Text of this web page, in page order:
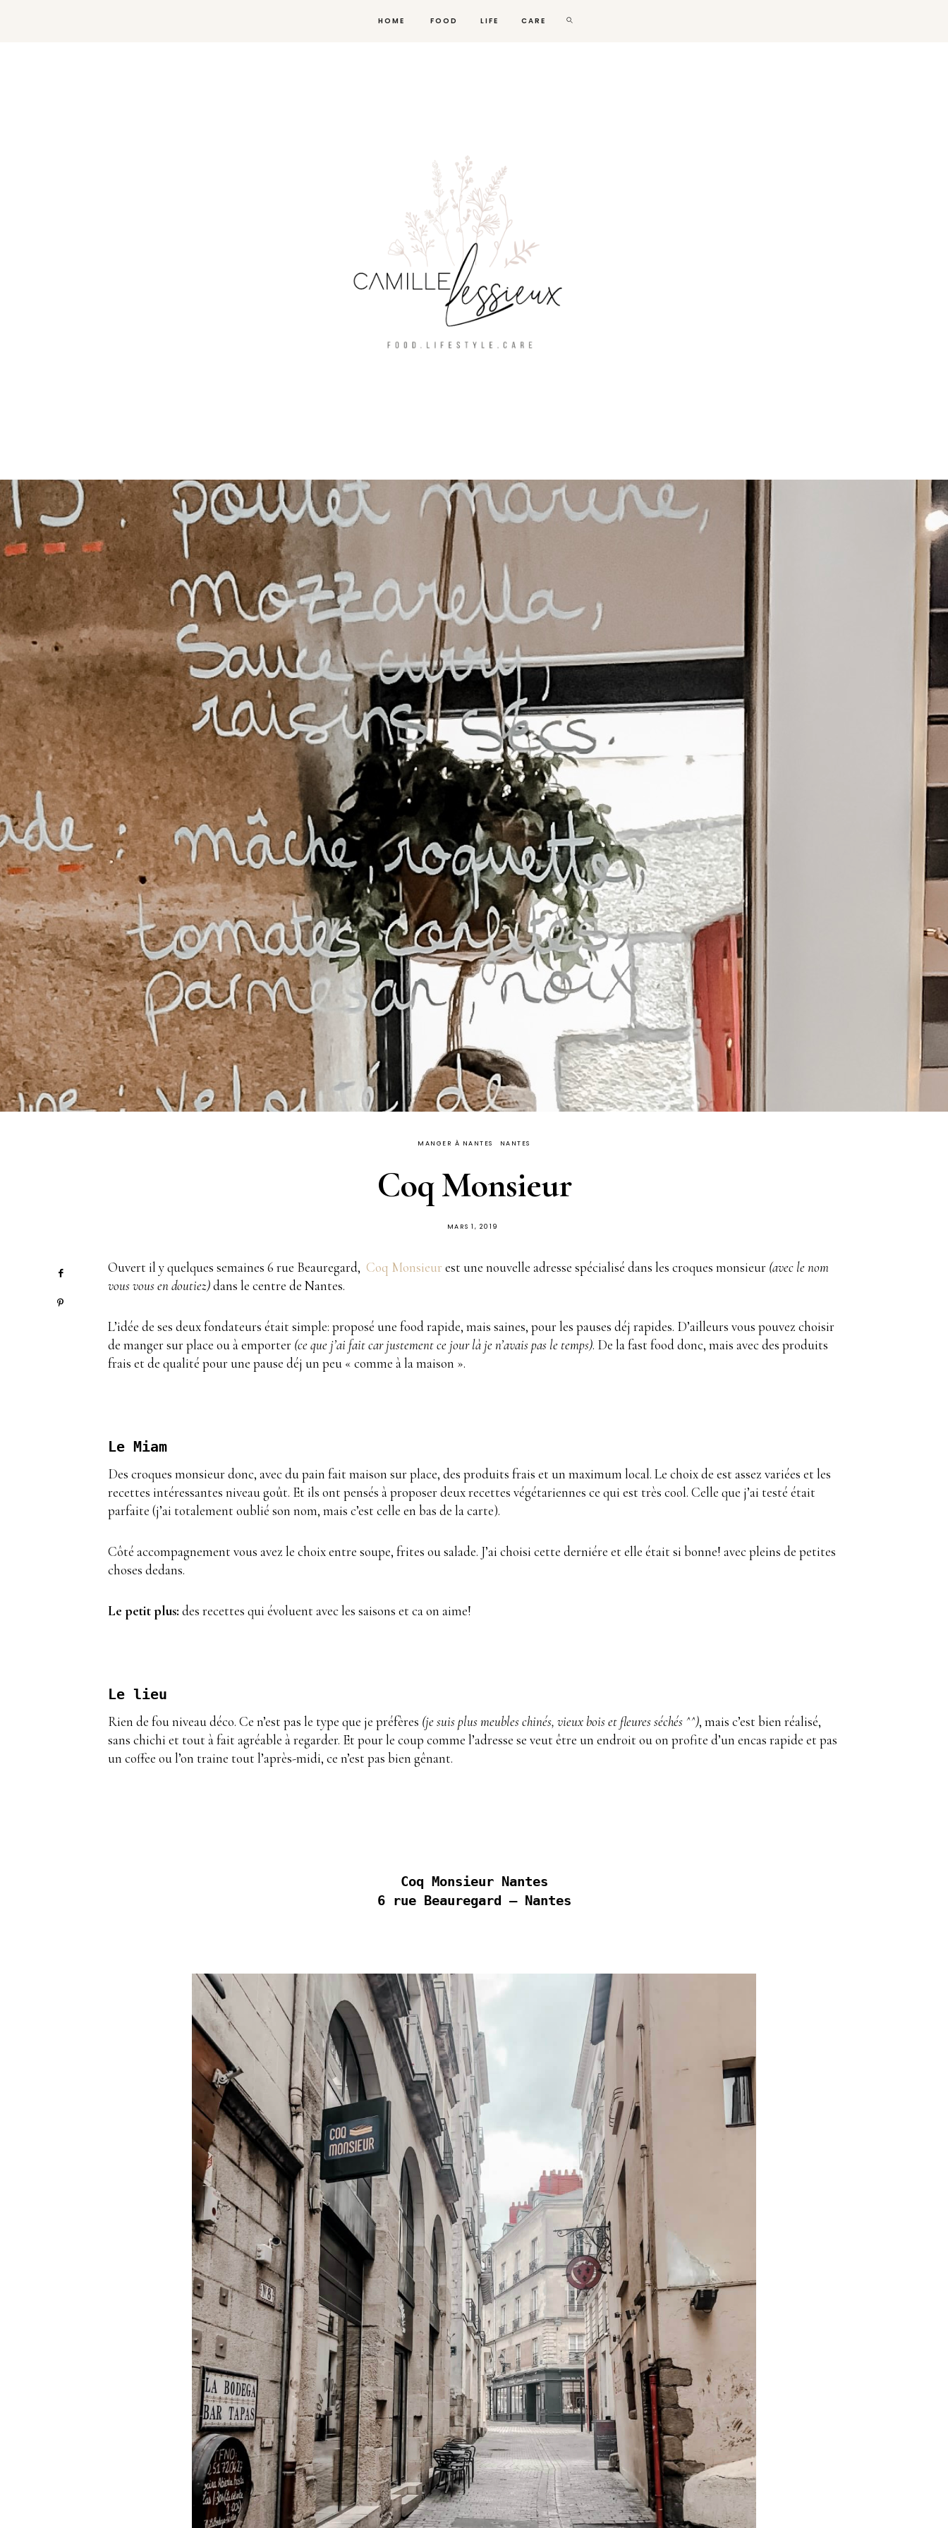
HOME FOOD LIFE CARE
MANGER À NANTES NANTES
Coq Monsieur
PUBLIÉ
MARS 1, 2019
Ouvert il y quelques semaines 6 rue Beauregard, Coq Monsieur est une nouvelle adresse spécialisé dans les croques monsieur (avec le nom
vous vous en doutiez)dans le centre de Nantes.
L’idée de ses deux fondateurs était simple: proposé une food rapide, mais saines, pour les pauses déj rapides. D’ailleurs vous pouvez choisir
de manger sur place ou à emporter (ce que j’ai fait car justement ce jour là je n’avais pas le temps). De la fast food donc, mais avec des produits
frais et de qualité pour une pause déj un peu « comme à la maison ».
Le Miam
Des croques monsieur donc, avec du pain fait maison sur place, des produits frais et un maximum local. Le choix de est assez variées et les
recettes intéressantes niveau goût. Et ils ont pensés à proposer deux recettes végétariennes ce qui est très cool. Celle que j’ai testé était
parfaite (j’ai totalement oublié son nom, mais c’est celle en bas de la carte).
Côté accompagnement vous avez le choix entre soupe, frites ou salade. J’ai choisi cette derniére et elle était si bonne! avec pleins de petites
choses dedans.
Le petit plus: des recettes qui évoluent avec les saisons et ca on aime!
Le lieu
Rien de fou niveau déco. Ce n’est pas le type que je préfères (je suis plus meubles chinés, vieux bois et fleures séchés ^^), mais c’est bien réalisé,
sans chichi et tout à fait agréable à regarder. Et pour le coup comme l’adresse se veut être un endroit ou on profite d’un encas rapide et pas
un coffee ou l’on traine tout l’après-midi, ce n’est pas bien gênant.
Coq Monsieur Nantes
6 rue Beauregard – Nantes